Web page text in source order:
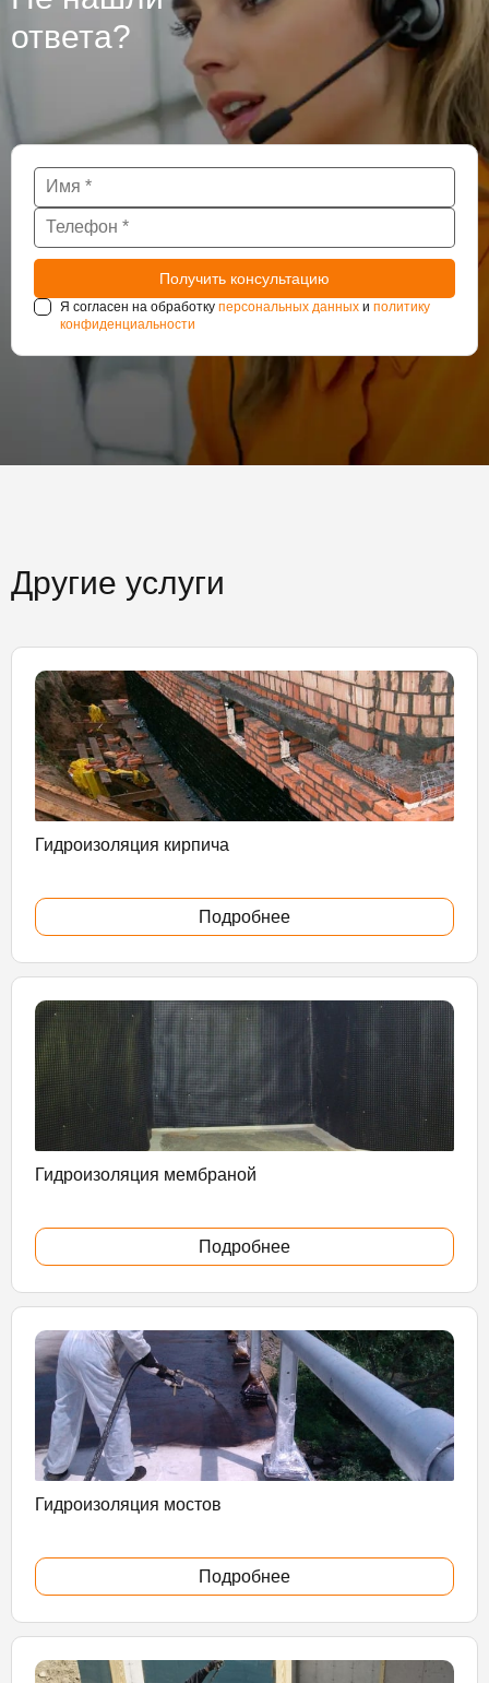
нуждаются в постоянном наблюдении за
состоянием гидроизоляции.
ответа?
Я согласен на обработку персональных данных и политику
конфиденциальности
Другие услуги
Гидроизоляция кирпича
Подробнее
Гидроизоляция мембраной
Подробнее
Гидроизоляция мостов
Подробнее